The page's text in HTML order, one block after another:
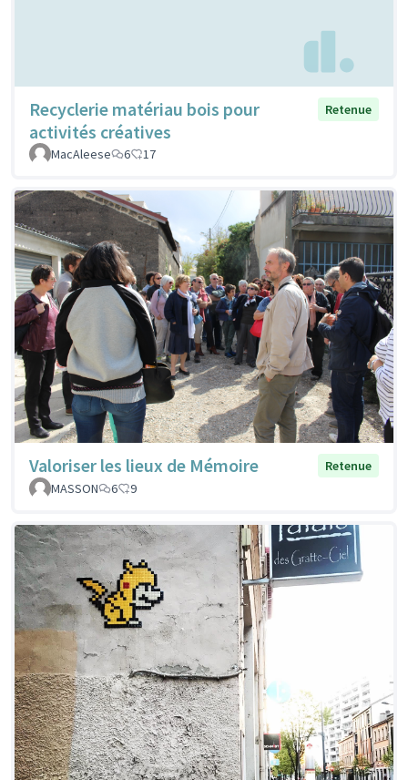
Recyclerie matériau bois pour
activités créatives
Retenue
MacAleese 6 17
Valoriser les lieux de Mémoire
Retenue
MASSON
6 9